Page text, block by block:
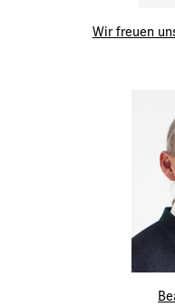
Wir freuen